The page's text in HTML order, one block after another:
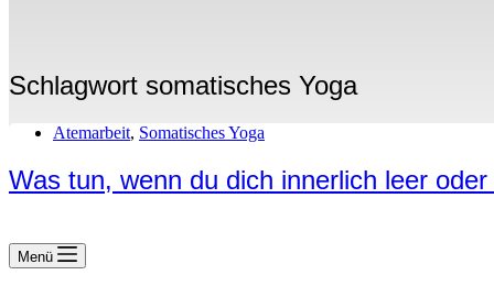
Menü
Schlagwort somatisches Yoga
Atemarbeit, Somatisches Yoga
Was tun, wenn du dich innerlich leer